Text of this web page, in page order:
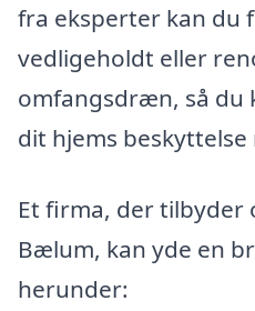
fra eksperter kan du
vedligeholdt eller
omfangsdræn, så du
dit hjems
Et firma, der
Bælum, kan yde en
herunder: